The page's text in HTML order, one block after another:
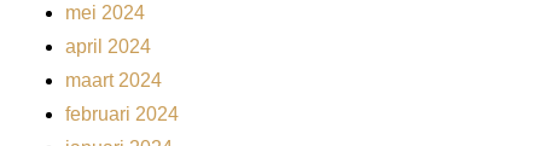
mei 2024
april 2024
maart 2024
februari 2024